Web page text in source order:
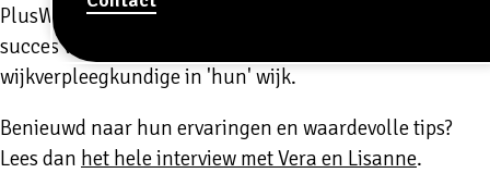
PlusWIJkteam Lindenheuvel geven een inkijkje in het
succes van de samenwerking met de
wijkverpleegkundige in 'hun' wijk.
Benieuwd naar hun ervaringen en waardevolle tips?
Lees dan het hele interview met Vera en Lisanne.